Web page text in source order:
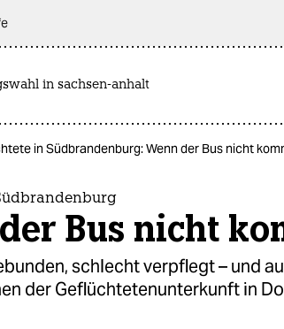
in sachsen-anhalt
in Südbrandenburg: Wenn der Bus nicht
Bus nicht
schlecht verpflegt – und
der Geflüchtetenunterkunft in